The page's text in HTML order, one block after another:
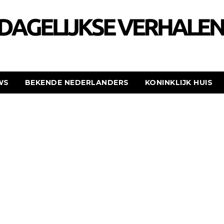
BEKENDE NEDERLANDERS KONINKLIJK HUIS